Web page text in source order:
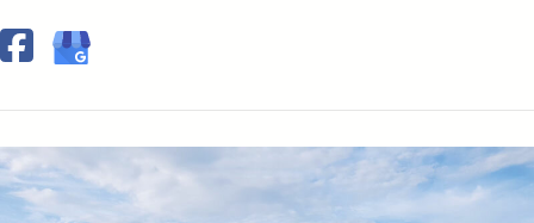
Facebook